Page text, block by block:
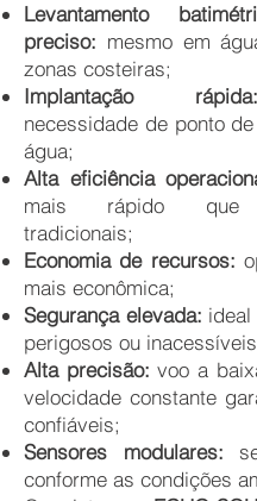
Levantamento
preciso: mesmo em
zonas costeiras;
Implantação rápida:
necessidade de ponto
água;
Alta eficiência
mais rápido que
tradicionais;
Economia de recursos:
mais econômica;
Segurança elevada:
perigosos ou
Alta precisão: voo a
velocidade constante
confiáveis;
Sensores modulares:
conforme as condições